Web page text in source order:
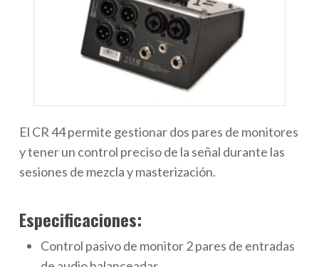
El CR 44 permite gestionar dos pares de monitores
y tener un control preciso de la señal durante las
sesiones de mezcla y masterización.
Especificaciones:
Control pasivo de monitor 2 pares de entradas